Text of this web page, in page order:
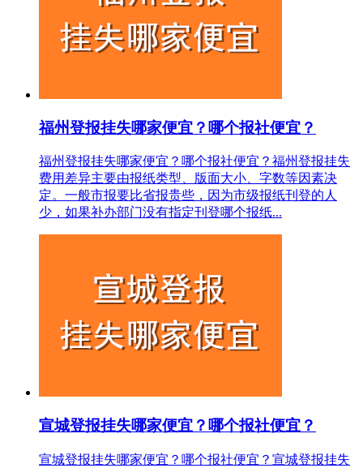
福州登报挂失哪家便宜？哪个报社便宜？
福州登报挂失哪家便宜？哪个报社便宜？福州登报挂失
费用差异主要由报纸类型、版面大小、字数等因素决
定。一般市报要比省报贵些，因为市级报纸刊登的人
少，如果补办部门没有指定刊登哪个报纸...
宣城登报挂失哪家便宜？哪个报社便宜？
宣城登报挂失哪家便宜？哪个报社便宜？宣城登报挂失